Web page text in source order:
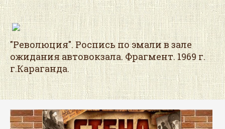
"Революция". Роспись по эмали в зале
ожидания автовокзала. Фрагмент. 1969 г.
г.Караганда.